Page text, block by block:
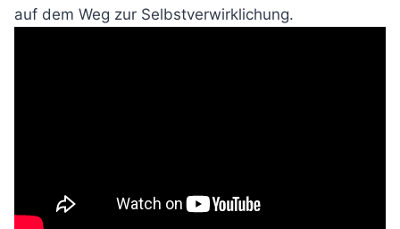
auf dem Weg zur Selbstverwirklichung.